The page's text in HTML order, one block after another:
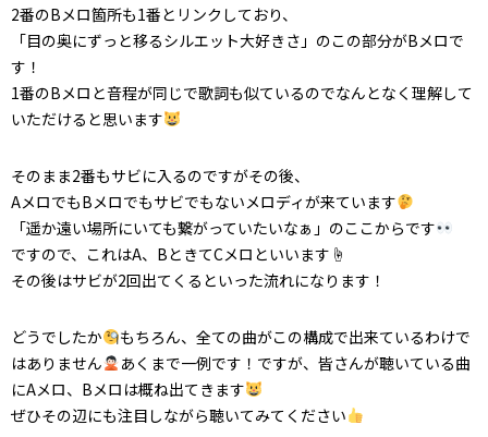
2番のBメロ箇所も1番とリンクしており、
「目の奥にずっと移るシルエット大好きさ」のこの部分がBメロで
す！
1番のBメロと音程が同じで歌詞も似ているのでなんとなく理解して
いただけると思います
そのまま2番もサビに入るのですがその後、
AメロでもBメロでもサビでもないメロディが来ています
「遥か遠い場所にいても繋がっていたいなぁ」のここからです
ですので、これはA、BときてCメロといいます☝️
その後はサビが2回出てくるといった流れになります！
どうでしたか
もちろん、全ての曲がこの構成で出来ているわけで
はありません
あくまで一例です！ですが、皆さんが聴いている曲
にAメロ、Bメロは概ね出てきます
ぜひその辺にも注目しながら聴いてみてください